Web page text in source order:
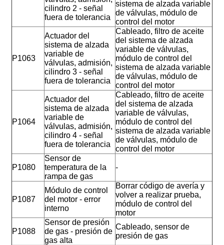
cilindro 2 - señal
fuera de tolerancia
sistema de alzada variable
de válvulas, módulo de
control del motor
P1063
Actuador del
sistema de alzada
variable de
válvulas, admisión,
cilindro 3 - señal
fuera de tolerancia
Cableado, filtro de aceite
del sistema de alzada
variable de válvulas,
módulo de control del
sistema de alzada variable
de válvulas, módulo de
control del motor
P1064
Actuador del
sistema de alzada
variable de
válvulas, admisión,
cilindro 4 - señal
fuera de tolerancia
Cableado, filtro de aceite
del sistema de alzada
variable de válvulas,
módulo de control del
sistema de alzada variable
de válvulas, módulo de
control del motor
P1080
Sensor de
temperatura de la
rampa de gas
-
P1087
Módulo de control
del motor - error
interno
Borrar código de avería y
volver a realizar prueba,
módulo de control del
motor
P1088
Sensor de presión
de gas - presión de
gas alta
Cableado, sensor de
presión de gas